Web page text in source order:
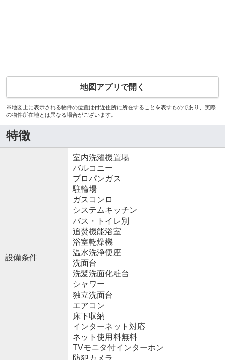
地図アプリで開く
※地図上に表示される物件の位置は付近住所に所在することを表すものであり、実際
の物件所在地とは異なる場合がございます。
特徴
設備条件
室内洗濯機置場
バルコニー
プロパンガス
駐輪場
ガスコンロ
システムキッチン
バス・トイレ別
追焚機能浴室
浴室乾燥機
温水洗浄便座
洗面台
洗髪洗面化粧台
シャワー
独立洗面台
エアコン
床下収納
インターネット対応
ネット使用料無料
TVモニタ付インターホン
防犯カメラ